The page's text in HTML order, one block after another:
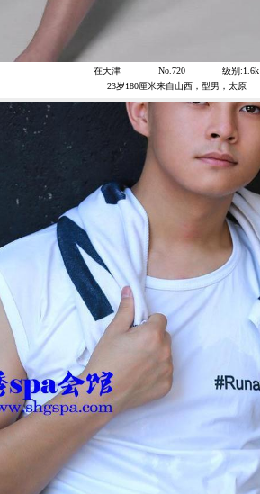
在天津 No.720
级别:1.6k
23岁180厘米来自山西，型男，太原